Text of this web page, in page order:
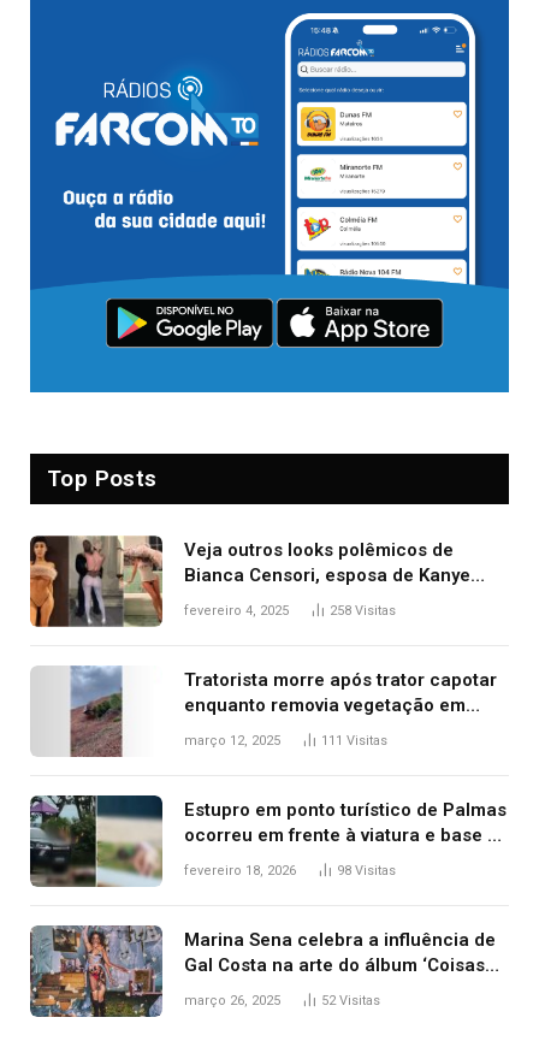
Top Posts
Veja outros looks polêmicos de
Bianca Censori, esposa de Kanye
West que apareceu nua no Grammy
fevereiro 4, 2025 258 Visitas
Tratorista morre após trator capotar
enquanto removia vegetação em
ribanceira de rodovia
março 12, 2025 111 Visitas
Estupro em ponto turístico de Palmas
ocorreu em frente à viatura e base de
segurança; polícia investiga
fevereiro 18, 2026 98 Visitas
Marina Sena celebra a influência de
Gal Costa na arte do álbum ‘Coisas
naturais’
março 26, 2025 52Visitas